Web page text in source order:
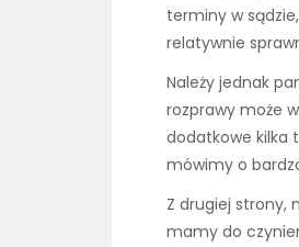
terminy w
relatywnie
Należy jednak
rozprawy może
dodatkowe kilka
mówimy o
Z drugiej strony,
mamy do